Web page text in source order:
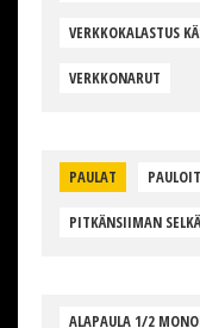
VERKKOKALASTUS
VERKKONARUT
PAULAT
PITKÄNSIIMAN
ALAPAULA 1/2